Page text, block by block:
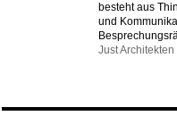
besteht aus
und
Just Architekten